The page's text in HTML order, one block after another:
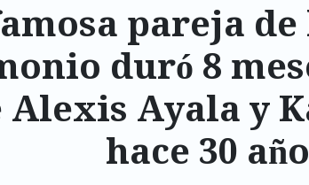
pareja de
duró 8
Alexis Ayala y
hace 30